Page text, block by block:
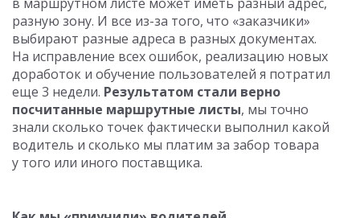
разную зону. И все из-за того, что «заказчики»
выбирают разные адреса в разных документах.
На исправление всех ошибок, реализацию новых
доработок и обучение пользователей я потратил
еще 3 недели. Результатом стали верно
посчитанные маршрутные листы, мы точно
знали сколько точек фактически выполнил какой
водитель и сколько мы платим за забор товара
у того или иного поставщика.